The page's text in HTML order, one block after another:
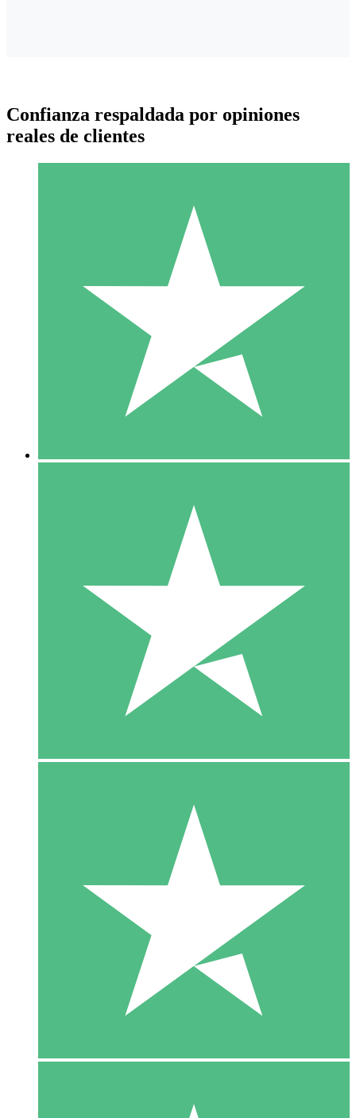
Paquetes de Créditos Individuales
Paga según el uso con créditos de descarga. Sin compromiso
10 00
10 Descargas
20 00
Confianza respaldada por opiniones
reales de clientes